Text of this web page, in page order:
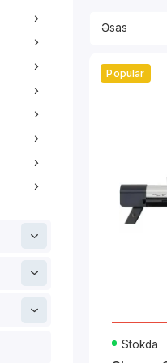
Canon
Popular
Stokda